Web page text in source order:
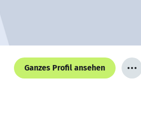
Ganzes Profil ansehen